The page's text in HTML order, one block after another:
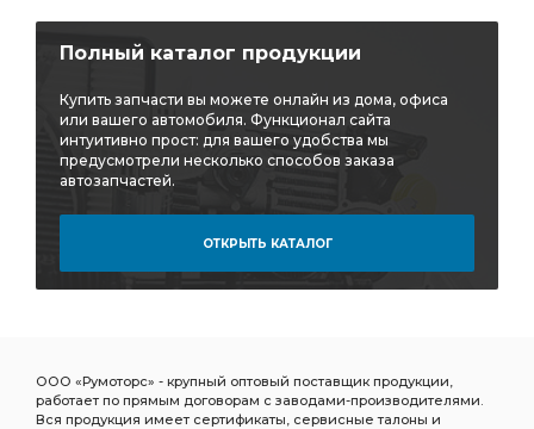
Полный каталог продукции
Купить запчасти вы можете онлайн из дома, офиса
или вашего автомобиля. Функционал сайта
интуитивно прост: для вашего удобства мы
предусмотрели несколько способов заказа
автозапчастей.
ОТКРЫТЬ КАТАЛОГ
ООО «Румоторс» - крупный оптовый поставщик продукции,
работает по прямым договорам с заводами-производителями.
Вся продукция имеет сертификаты, сервисные талоны и